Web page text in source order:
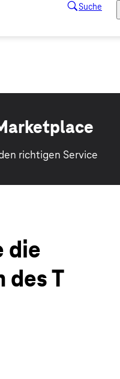
richtigen Service
die
T